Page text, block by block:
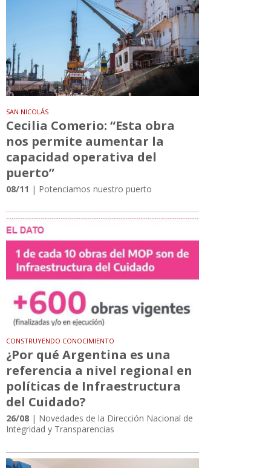
SAN NICOLÁS
Cecilia Comerio: “Esta obra
nos permite aumentar la
capacidad operativa del
puerto”
08/11 | Potenciamos nuestro puerto
CONSTRUYENDO CONOCIMIENTO
¿Por qué Argentina es una
referencia a nivel regional en
políticas de Infraestructura
del Cuidado?
26/08 | Novedades de la Dirección Nacional de
Integridad y Transparencias